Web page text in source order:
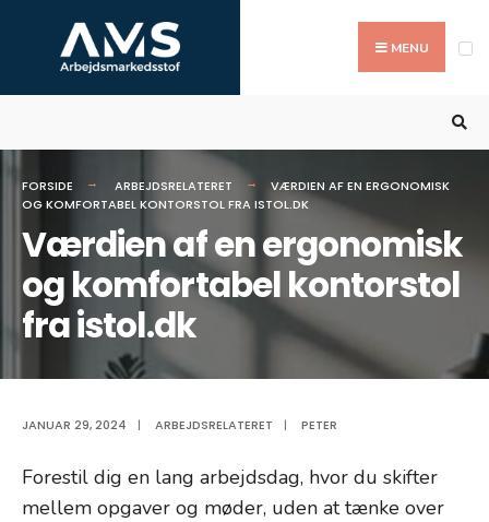
MENU
FORSIDE ARBEJDSRELATERET
VÆRDIEN AF EN ERGONOMISK
OG KOMFORTABEL KONTORSTOL FRA ISTOL.DK
Værdien af en ergonomisk
og komfortabel kontorstol
fra istol.dk
JANUAR 29, 2024 | ARBEJDSRELATERET | PETER
Forestil dig en lang arbejdsdag, hvor du skifter
mellem opgaver og møder, uden at tænke over
for: